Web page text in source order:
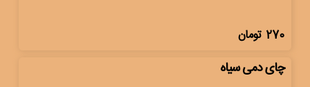
270 تومان
چای دمی سیاه